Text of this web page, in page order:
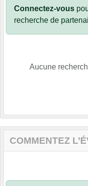
Connectez-vous
recherche de
Aucune
COMMENTEZ